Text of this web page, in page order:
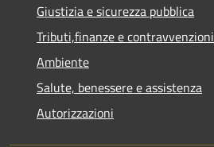
Giustizia e sicurezza pubblica
Tributi,finanze e contravvenzioni
Ambiente
Salute, benessere e assistenza
Autorizzazioni